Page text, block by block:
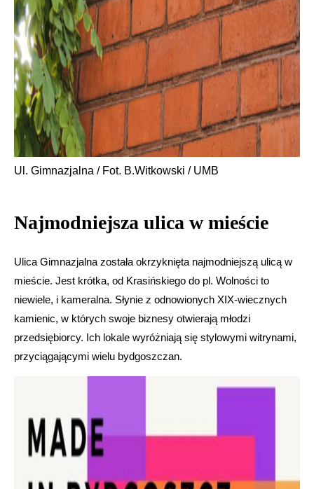
Ul. Gimnazjalna / Fot. B.Witkowski / UMB
Najmodniejsza ulica w mieście
Ulica Gimnazjalna została okrzyknięta najmodniejszą ulicą w
mieście. Jest krótka, od Krasińskiego do pl. Wolności to
niewiele, i kameralna. Słynie z odnowionych XIX-wiecznych
kamienic, w których swoje biznesy otwierają młodzi
przedsiębiorcy. Ich lokale wyróżniają się stylowymi witrynami,
przyciągającymi wielu bydgoszczan.